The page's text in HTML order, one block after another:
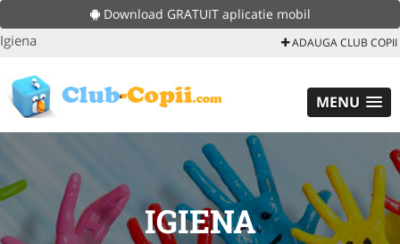
Download GRATUIT aplicatie mobil
Igiena ADAUGA CLUB COPII
MENU
IGIENA